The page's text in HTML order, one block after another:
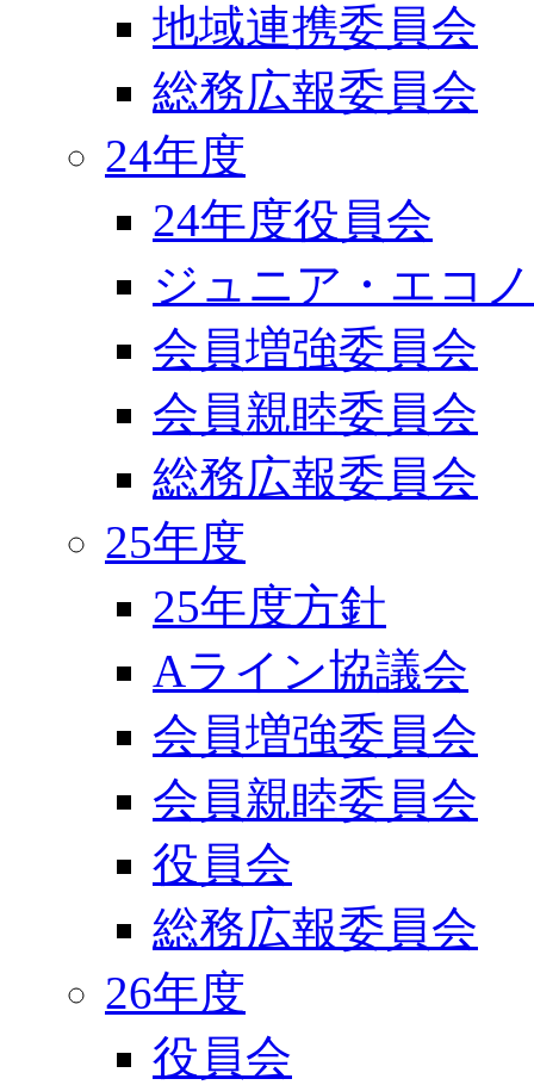
地域連携委員会
総務広報委員会
24年度
24年度役員会
ジュニア・エコ
会員増強委員会
会員親睦委員会
総務広報委員会
25年度
25年度方針
Aライン協議会
会員増強委員会
会員親睦委員会
役員会
総務広報委員会
26年度
役員会